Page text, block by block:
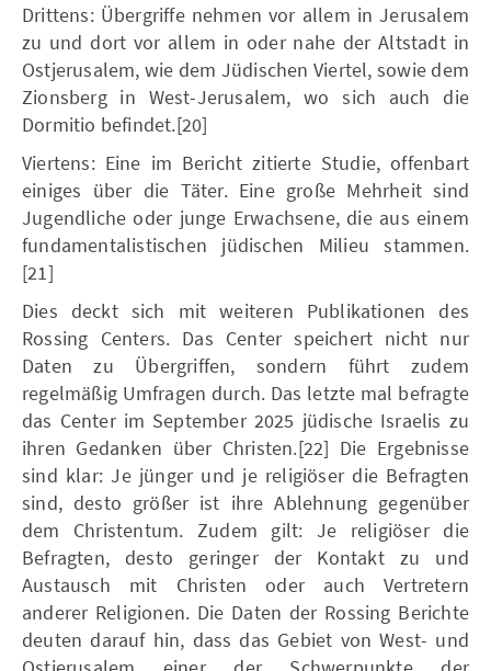
Drittens: Übergriffe nehmen vor allem in Jerusalem
zu und dort vor allem in oder nahe der Altstadt in
Ostjerusalem, wie dem Jüdischen Viertel, sowie dem
Zionsberg in West-Jerusalem, wo sich auch die
Dormitio befindet.[20]
Viertens: Eine im Bericht zitierte Studie, offenbart
einiges über die Täter. Eine große Mehrheit sind
Jugendliche oder junge Erwachsene, die aus einem
fundamentalistischen jüdischen Milieu stammen.
[21]
Dies deckt sich mit weiteren Publikationen des
Rossing Centers. Das Center speichert nicht nur
Daten zu Übergriffen, sondern führt zudem
regelmäßig Umfragen durch. Das letzte mal befragte
das Center im September 2025 jüdische Israelis zu
ihren Gedanken über Christen.[22] Die Ergebnisse
sind klar: Je jünger und je religiöser die Befragten
sind, desto größer ist ihre Ablehnung gegenüber
dem Christentum. Zudem gilt: Je religiöser die
Befragten, desto geringer der Kontakt zu und
Austausch mit Christen oder auch Vertretern
anderer Religionen. Die Daten der Rossing Berichte
deuten darauf hin, dass das Gebiet von West- und